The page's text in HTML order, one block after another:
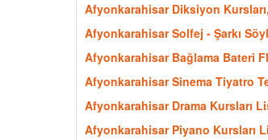
Afyonkarahisar Diksiyon
Afyonkarahisar Solfej - Şarkı
Afyonkarahisar Bağlama Bateri
Afyonkarahisar Sinema Tiyatro
Afyonkarahisar Drama Kursları
Afyonkarahisar Piyano Kursları